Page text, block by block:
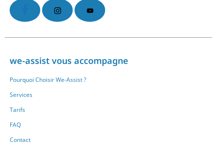
we-assist vous accompagne
Pourquoi Choisir We-Assist ?
Services
Tarifs
FAQ
Contact